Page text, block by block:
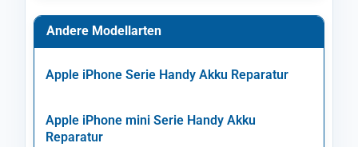
Andere Modellarten
Apple iPhone Serie Handy Akku Reparatur
Apple iPhone mini Serie Handy Akku
Reparatur